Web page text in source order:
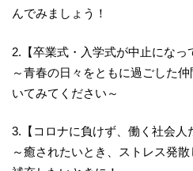
んでみましょう！
2.【卒業式・入学式が中止になっ
～青春の日々をともに過ごした
いてみてください～
3.【コロナに負けず、働く社会人
～癒されたいとき、ストレス発